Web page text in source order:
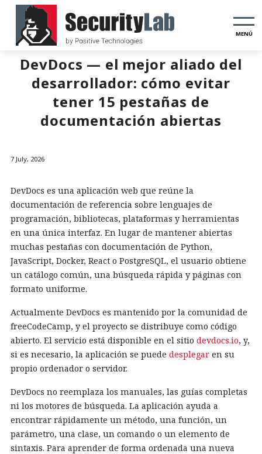
MENÚ
DevDocs — el mejor aliado del
desarrollador: cómo evitar
tener 15 pestañas de
documentación abiertas
7 July, 2026
DevDocs es una aplicación web que reúne la
documentación de referencia sobre lenguajes de
programación, bibliotecas, plataformas y herramientas
en una única interfaz. En lugar de mantener abiertas
muchas pestañas con documentación de Python,
JavaScript, Docker, React o PostgreSQL, el usuario obtiene
un catálogo común, una búsqueda rápida y páginas con
formato uniforme.
Actualmente DevDocs es mantenido por la comunidad de
freeCodeCamp, y el proyecto se distribuye como código
abierto. El servicio está disponible en el sitio devdocs.io, y,
si es necesario, la aplicación se puede desplegar en su
propio ordenador o servidor.
DevDocs no reemplaza los manuales, las guías completas
ni los motores de búsqueda. La aplicación ayuda a
encontrar rápidamente un método, una función, un
parámetro, una clase, un comando o un elemento de
sintaxis. Para aprender de forma ordenada una nueva